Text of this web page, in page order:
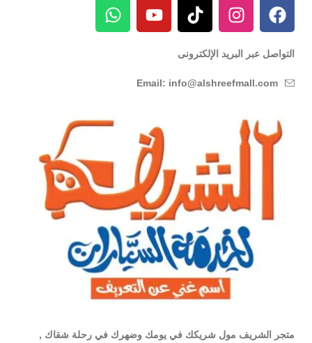
التواصل عبر البريد الإلكترونى
Email: info@alshreefmall.com
متجر الشريف مول شريكك في يومك وضهرك في رحلة شقاك ,